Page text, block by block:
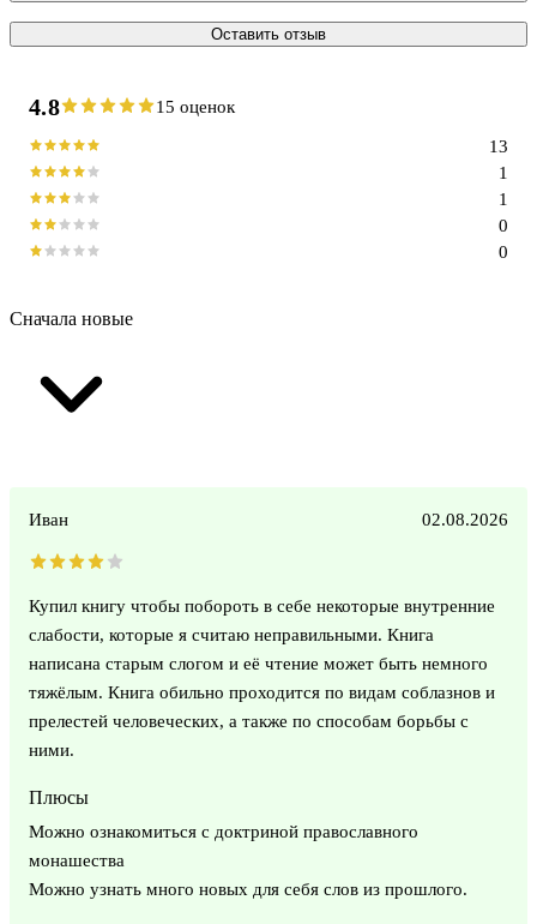
Оставить отзыв
4.8 15 оценок
0
0
1
1
13
Сначала новые
Иван 02.08.2026
Купил книгу чтобы побороть в себе некоторые внутренние
слабости, которые я считаю неправильными. Книга
написана старым слогом и её чтение может быть немного
тяжёлым. Книга обильно проходится по видам соблазнов и
прелестей человеческих, а также по способам борьбы с
ними.
Плюсы
Можно ознакомиться с доктриной православного
монашества
Можно узнать много новых для себя слов из прошлого.